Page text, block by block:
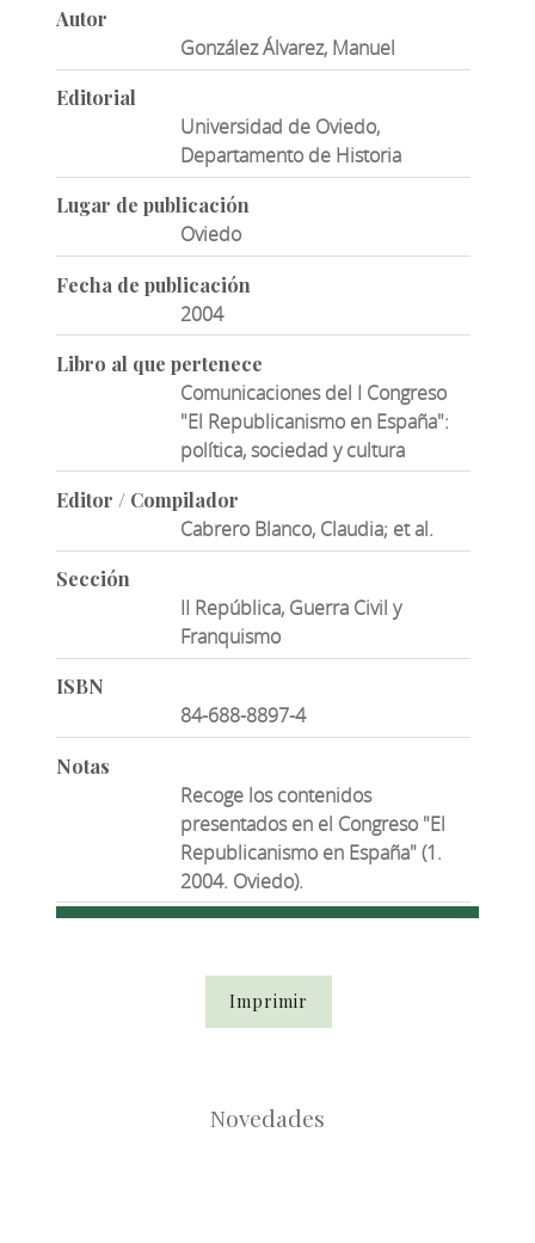
Autor
González Álvarez, Manuel
Editorial
Universidad de Oviedo,
Departamento de Historia
Lugar de publicación
Oviedo
Fecha de publicación
2004
Libro al que pertenece
Comunicaciones del I Congreso
"El Republicanismo en España":
política, sociedad y cultura
Editor / Compilador
Cabrero Blanco, Claudia; et al.
Sección
II República, Guerra Civil y
Franquismo
ISBN
84-688-8897-4
Notas
Recoge los contenidos
presentados en el Congreso "El
Republicanismo en España" (1.
2004. Oviedo).
Imprimir
Novedades